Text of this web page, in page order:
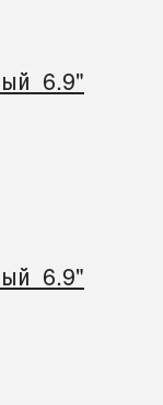
6.9"
6.9"